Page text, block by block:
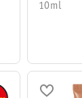
Lipbalm
10ml